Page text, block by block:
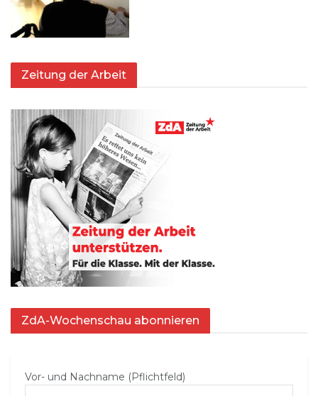
Zeitung der Arbeit
ZdA-Wochenschau abonnieren
Vor- und Nachname (Pflichtfeld)